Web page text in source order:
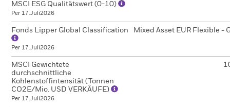
MSCI ESG Qualitätswert (0-10)
Per 17.Juli2026
Fonds Lipper Global Classification
Per 17.Juli2026
Mixed Asset EUR Flexible -
MSCI Gewichtete
durchschnittliche
Kohlenstoffintensität (Tonnen
CO2E/Mio. USD VERKÄUFE)
Per 17.Juli2026